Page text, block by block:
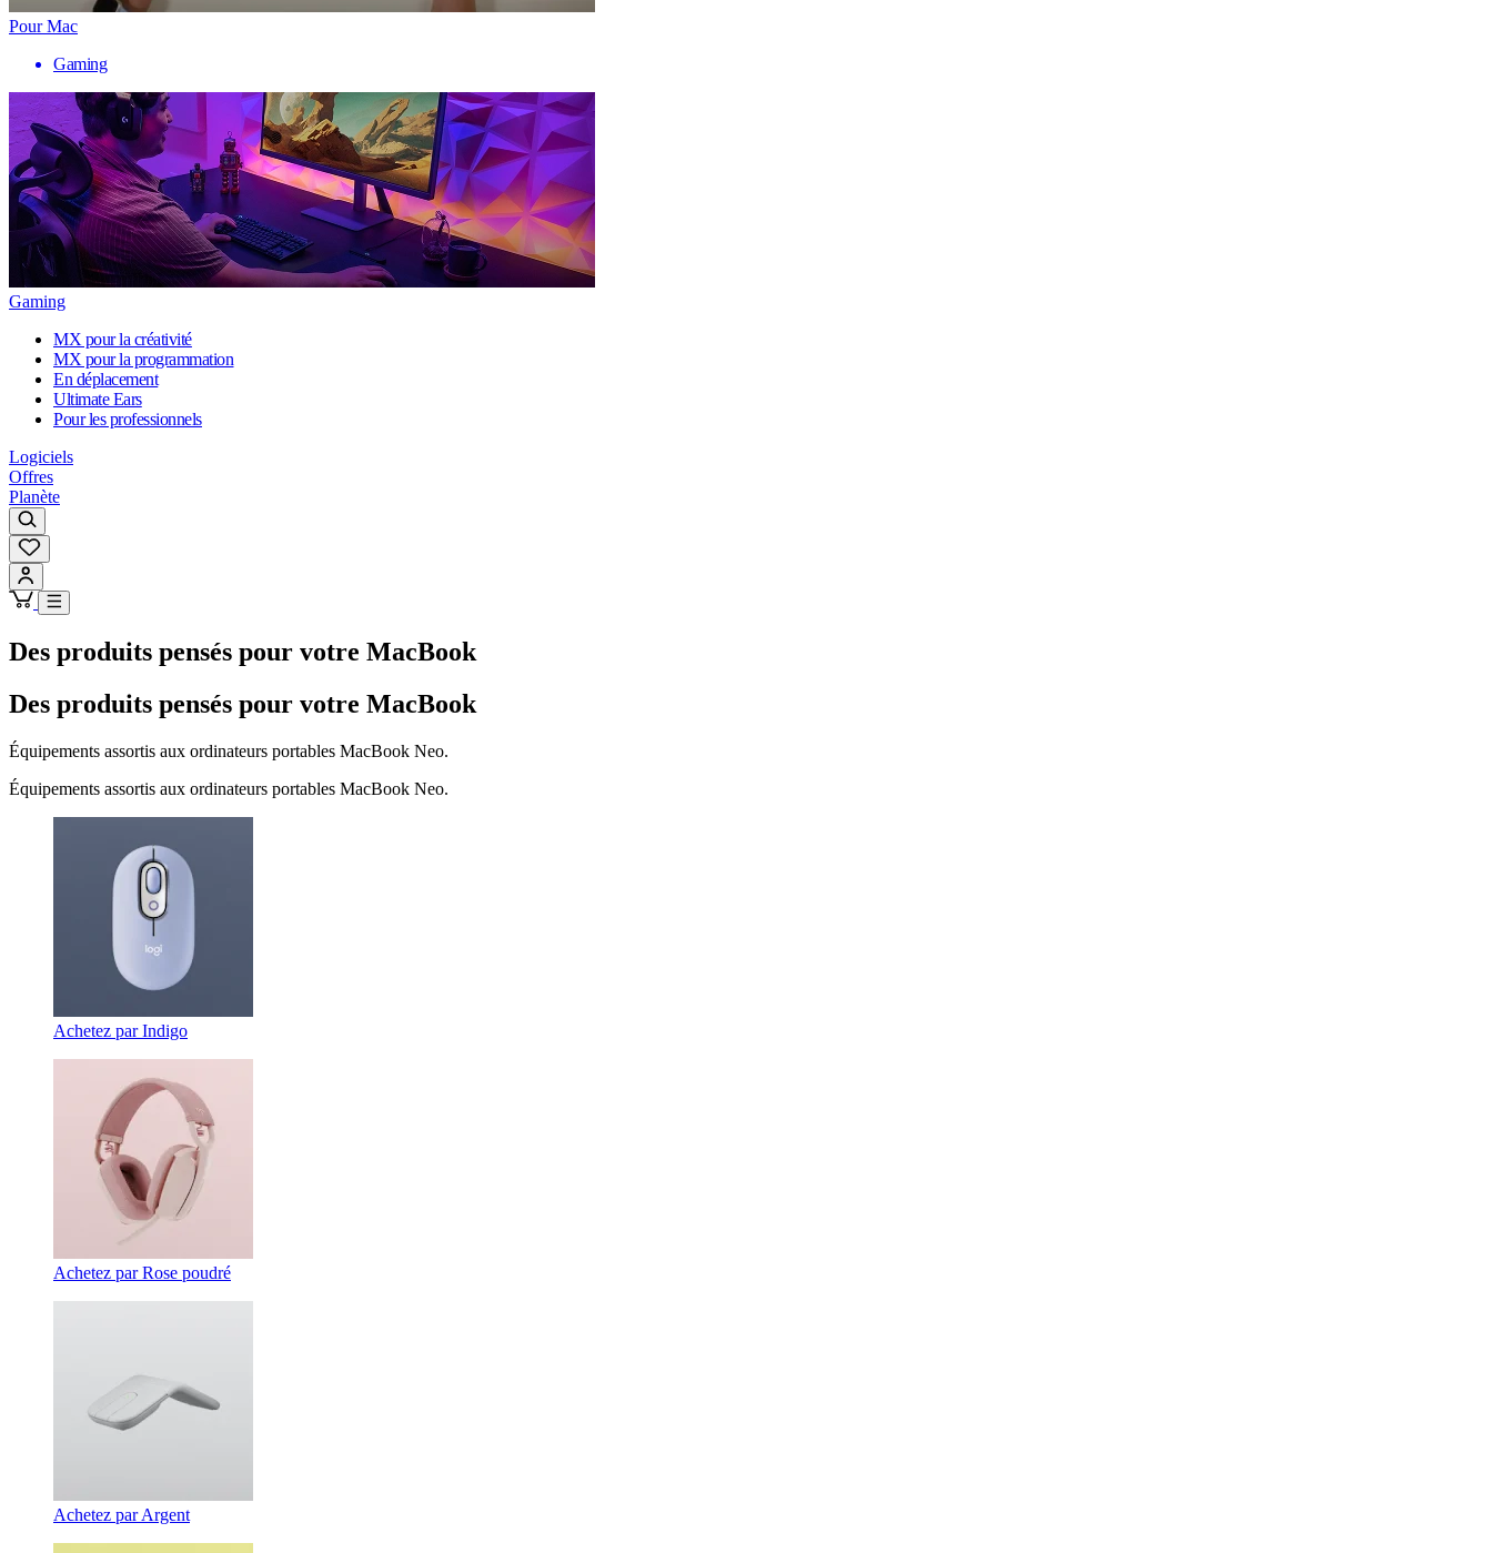
Pour Mac
Gaming
Gaming
MX pour la créativité
MX pour la programmation
En déplacement
Ultimate Ears
Pour les professionnels
Logiciels
Offres
Planète
Des produits pensés pour votre MacBook
Des produits pensés pour votre MacBook
Équipements assortis aux ordinateurs portables MacBook Neo.
Équipements assortis aux ordinateurs portables MacBook Neo.
Achetez par Indigo
Achetez par Rose poudré
Achetez par Argent